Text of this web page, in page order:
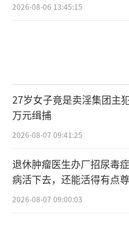
2026-08-06 13:45:15
27岁女子竟是卖淫集团主
万元缉捕
2026-08-07 09:41:25
退休肿瘤医生办厂招尿毒
病活下去，还能活得有点
2026-08-07 09:00:03